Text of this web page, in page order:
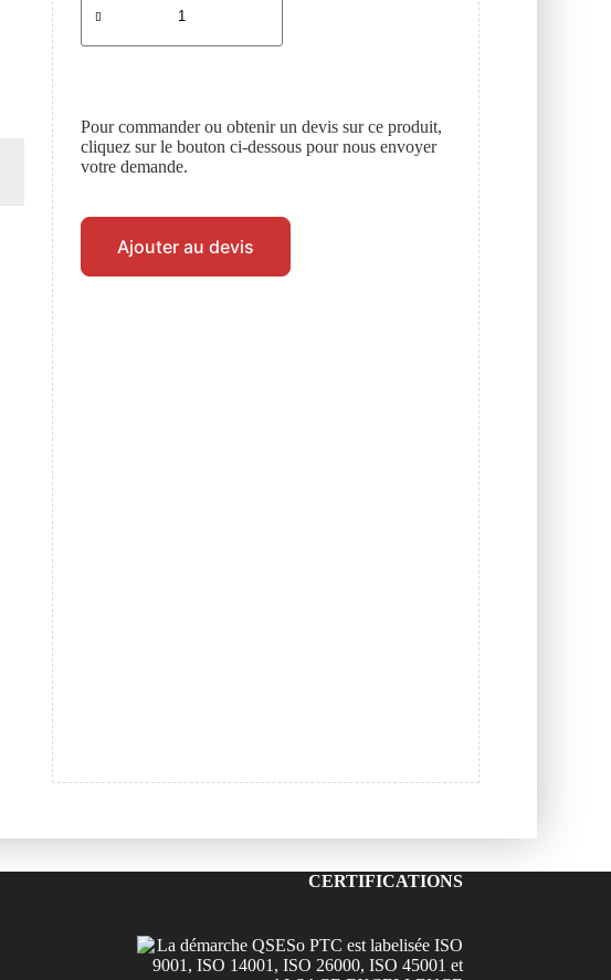
Pour commander ou obtenir un devis sur ce produit,
cliquez sur le bouton ci-dessous pour nous envoyer
votre demande.
Ajouter au devis
CERTIFICATIONS